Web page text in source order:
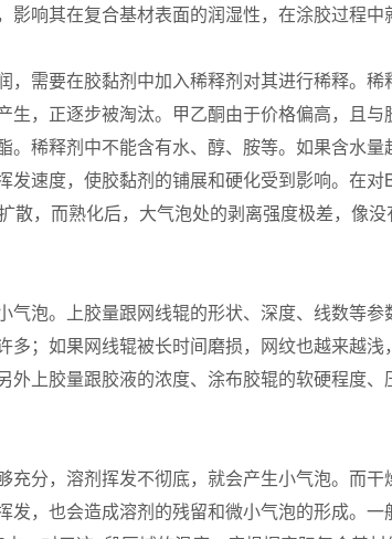
响其在复合基材表面的润湿性，在涂胶过程中
需要在胶黏剂中加入稀释剂对其进行稀释。稀
，正逐步被淘汰。甲乙酮由于价格偏高，且与
稀释剂中不能含有水、醇、胺等。如果含水量
速度，使胶黏剂的铺展和硬化受到影响。在对
，而熟化后，大气泡处的剥离强度极差，像没
泡。上胶量跟网线辊的形状、深度、线数等参
；如果网线辊被长时间磨损，网纹也越来越浅
上胶量跟胶液的浓度、涂布胶辊的软硬程度、
分，溶剂挥发不彻底，就会产生小气泡。而干
，也会造成溶剂的残留和微小气泡的形成。一